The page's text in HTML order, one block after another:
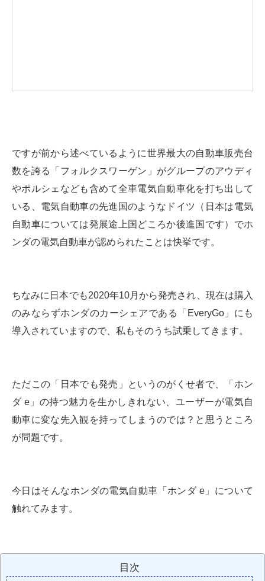
ですが前から述べているように世界最大の自動車販売台
数を誇る「フォルクスワーゲン」がグループのアウディ
やポルシェなども含めて全車電気自動車化を打ち出して
いる、電気自動車の先進国のようなドイツ（日本は電気
自動車については発展途上国どころか後進国です）でホ
ンダの電気自動車が認められたことは快挙です。
ちなみに日本でも2020年10月から発売され、現在は購入
のみならずホンダのカーシェアである「EveryGo」にも
導入されていますので、私もそのうち試乗してきます。
ただこの「日本でも発売」というのがくせ者で、「ホン
ダ e」の持つ魅力を生かしきれない、ユーザーが電気自
動車に変な先入観を持ってしまうのでは？と思うところ
が問題です。
今日はそんなホンダの電気自動車「ホンダ e」について
触れてみます。
目次